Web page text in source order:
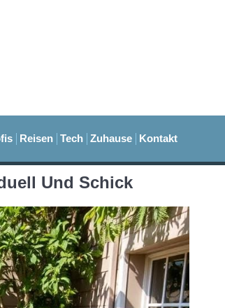
Reisen Tech Zuhause Kontakt
Und Schick